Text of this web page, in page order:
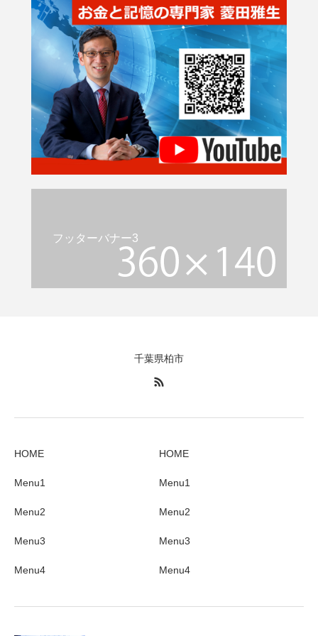
フッターバナー3
千葉県柏市
HOME
Menu1
Menu2
Menu3
Menu4
HOME
Menu1
Menu2
Menu3
Menu4